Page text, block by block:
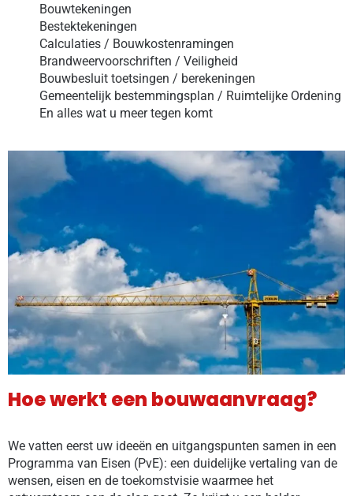
Bouwtekeningen
Bestektekeningen
Calculaties / Bouwkostenramingen
Brandweervoorschriften / Veiligheid
Bouwbesluit toetsingen / berekeningen
Gemeentelijk bestemmingsplan / Ruimtelijke Ordening
En alles wat u meer tegen komt
Hoe werkt een bouwaanvraag?
We vatten eerst uw ideeën en uitgangspunten samen in een
Programma van Eisen (PvE): een duidelijke vertaling van de
wensen, eisen en de toekomstvisie waarmee het